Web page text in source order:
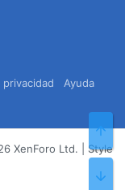
privacidad
Ayuda
XenForo Ltd.
Style